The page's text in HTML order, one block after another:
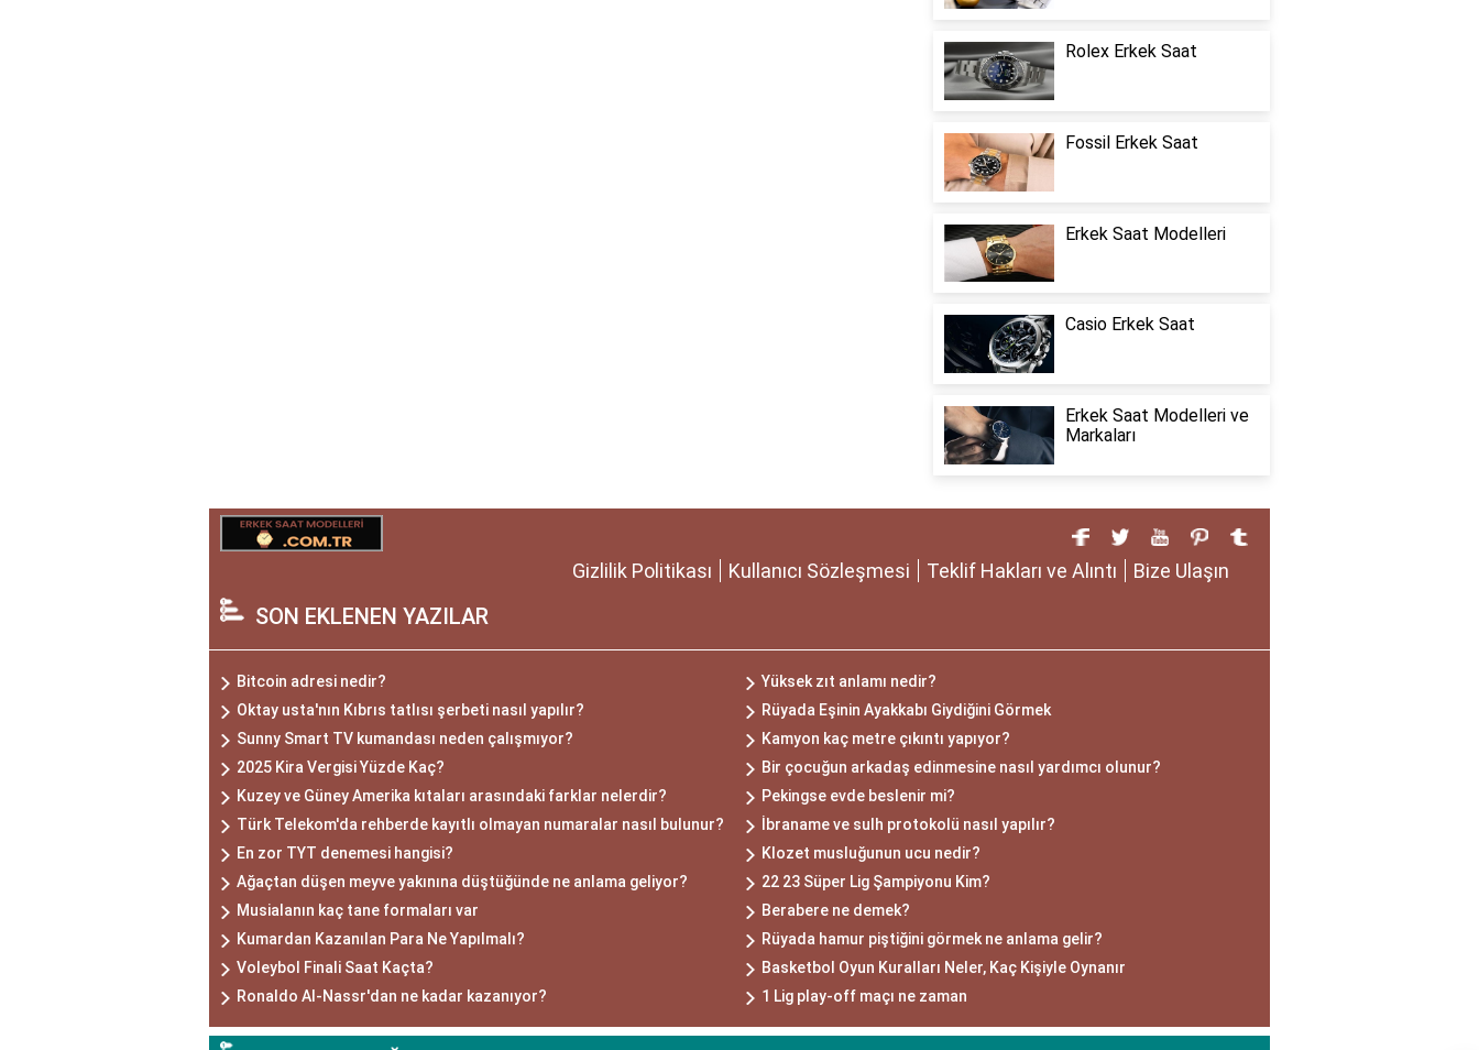
Rolex Erkek Saat
Fossil Erkek Saat
Erkek Saat Modelleri
Casio Erkek Saat
Erkek Saat Modelleri ve
Markaları
Gizlilik Politikası Kullanıcı Sözleşmesi Teklif Hakları ve Alıntı Bize Ulaşın
SON EKLENEN YAZILAR
Bitcoin adresi nedir?
Yüksek zıt anlamı nedir?
Oktay usta'nın Kıbrıs tatlısı şerbeti nasıl yapılır?
Rüyada Eşinin Ayakkabı Giydiğini Görmek
Sunny Smart TV kumandası neden çalışmıyor?
Kamyon kaç metre çıkıntı yapıyor?
2025 Kira Vergisi Yüzde Kaç?
Bir çocuğun arkadaş edinmesine nasıl yardımcı olunur?
Kuzey ve Güney Amerika kıtaları arasındaki farklar nelerdir?
Pekingse evde beslenir mi?
Türk Telekom'da rehberde kayıtlı olmayan numaralar nasıl bulunur?
İbraname ve sulh protokolü nasıl yapılır?
En zor TYT denemesi hangisi?
Klozet musluğunun ucu nedir?
Ağaçtan düşen meyve yakınına düştüğünde ne anlama geliyor?
22 23 Süper Lig Şampiyonu Kim?
Musialanın kaç tane formaları var
Berabere ne demek?
Kumardan Kazanılan Para Ne Yapılmalı?
Rüyada hamur piştiğini görmek ne anlama gelir?
Voleybol Finali Saat Kaçta?
Basketbol Oyun Kuralları Neler, Kaç Kişiyle Oynanır
Ronaldo Al-Nassr'dan ne kadar kazanıyor?
1 Lig play-off maçı ne zaman